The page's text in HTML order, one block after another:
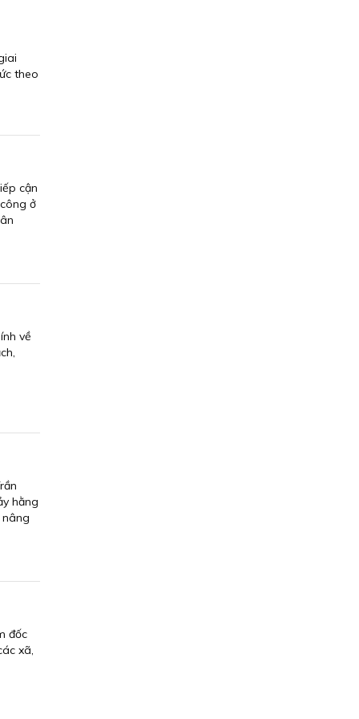
theo
cận
ở
về
hằng
đốc
xã,